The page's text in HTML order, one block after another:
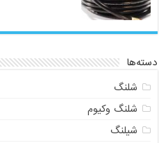
دسته‌ها
شلنگ
شلنگ وکیوم
شیلنگ